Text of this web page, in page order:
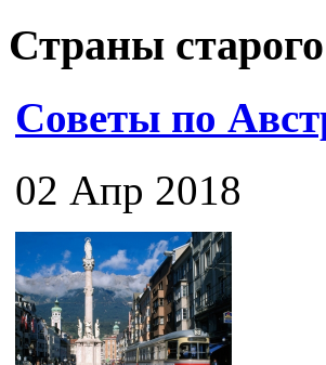
Страны
Советы по
02 Апр 2018